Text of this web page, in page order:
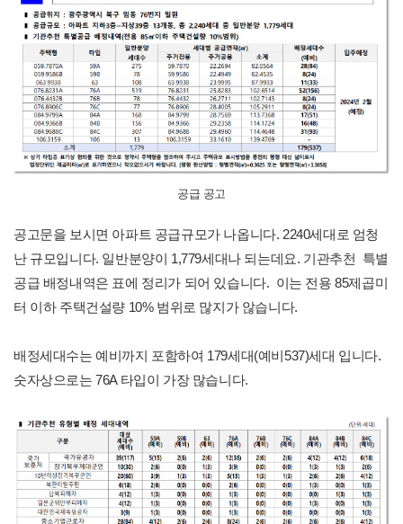
공급 공고
공고문을 보시면 아파트 공급규모가 나옵니다. 2240세대로 엄청
난 규모입니다. 일반분양이 1,779세대나 되는데요. 기관추천 특별
공급 배정내역은 표에 정리가 되어 있습니다. 이는 전용 85제곱미
터 이하 주택건설량 10% 범위로 많지가 않습니다.
배정세대수는 예비까지 포함하여 179세대(예비537)세대 입니다.
숫자상으로는 76A 타입이 가장 많습니다.